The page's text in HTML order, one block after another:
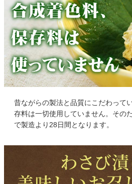
昔ながらの製法と品質にこだわって
存料は一切使用していません。その
で製造より28日間となります。